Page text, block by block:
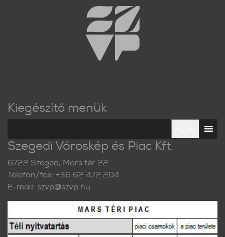
Kiegészítő menük
Szegedi Városkép és Piac Kft.
6722 Szeged, Mars tér 22.
Telefon/fax: +36 62 472 204
E-mail: szvp@szvp.hu